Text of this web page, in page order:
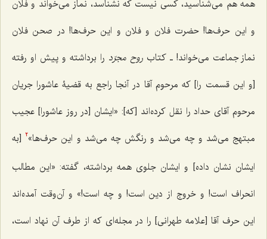
همه هم می‌شناسید، کسی نیست که نشناسد، نماز می‌خواند و فلان
و این حرف‌ها! حضرت فلان و فلان و این حرف‌ها! در صحن فلان
نماز جماعت می‌خواند! ـ کتاب روح مجرّد را برداشته و پیش او رفته
[و این قسمت را] که مرحوم آقا در آنجا راجع به قضیۀ عاشورا جریان
مرحوم آقای حداد را نقل کرده‌اند [که]: «ایشان [در روز عاشورا] عجیب
مبتهج می‌شد و چه می‌شد و رنگش چه می‌شد و این حرف‌ها»2
[به
ایشان نشان داده‌] و ایشان جلوی همه برداشته، گفته: «این مطالب
انحراف است! و خروج از دین است! و چه است!» و آن‌وقت آمده‌اند
این حرف آقا [علامه طهرانی] را در مجله‌ای که از طرف آن نهاد است،